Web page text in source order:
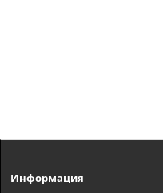
Информация